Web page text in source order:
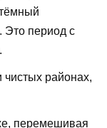
Это период с
чистых районах,
перемешивая